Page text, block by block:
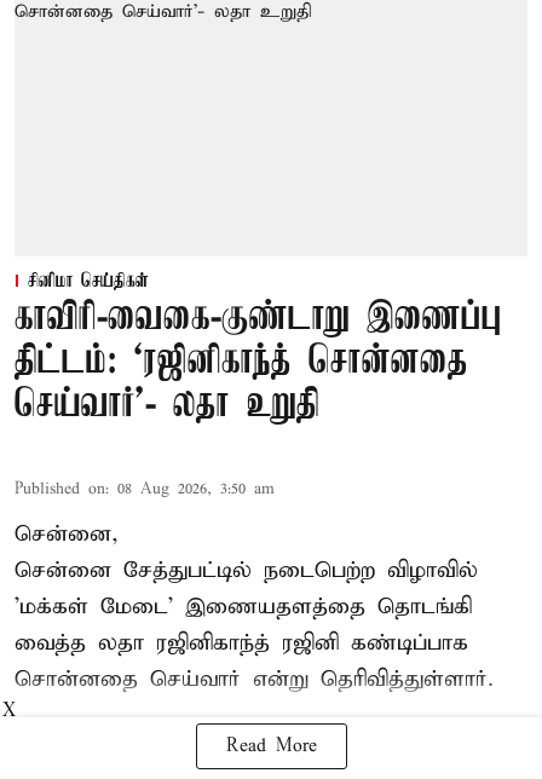
சினிமா செய்திகள்
காவிரி-வைகை-குண்டாறு இணைப்பு
திட்டம்: ‘ரஜினிகாந்த் சொன்னதை
செய்வார்’- லதா உறுதி
Published on: 08 Aug 2026, 3:50 am
சென்னை,
சென்னை சேத்துபட்டில் நடைபெற்ற விழாவில்
'மக்கள் மேடை' இணையதளத்தை தொடங்கி
வைத்த லதா ரஜினிகாந்த் ரஜினி கண்டிப்பாக
சொன்னதை செய்வார் என்று தெரிவித்துள்ளார்.
Read More
X